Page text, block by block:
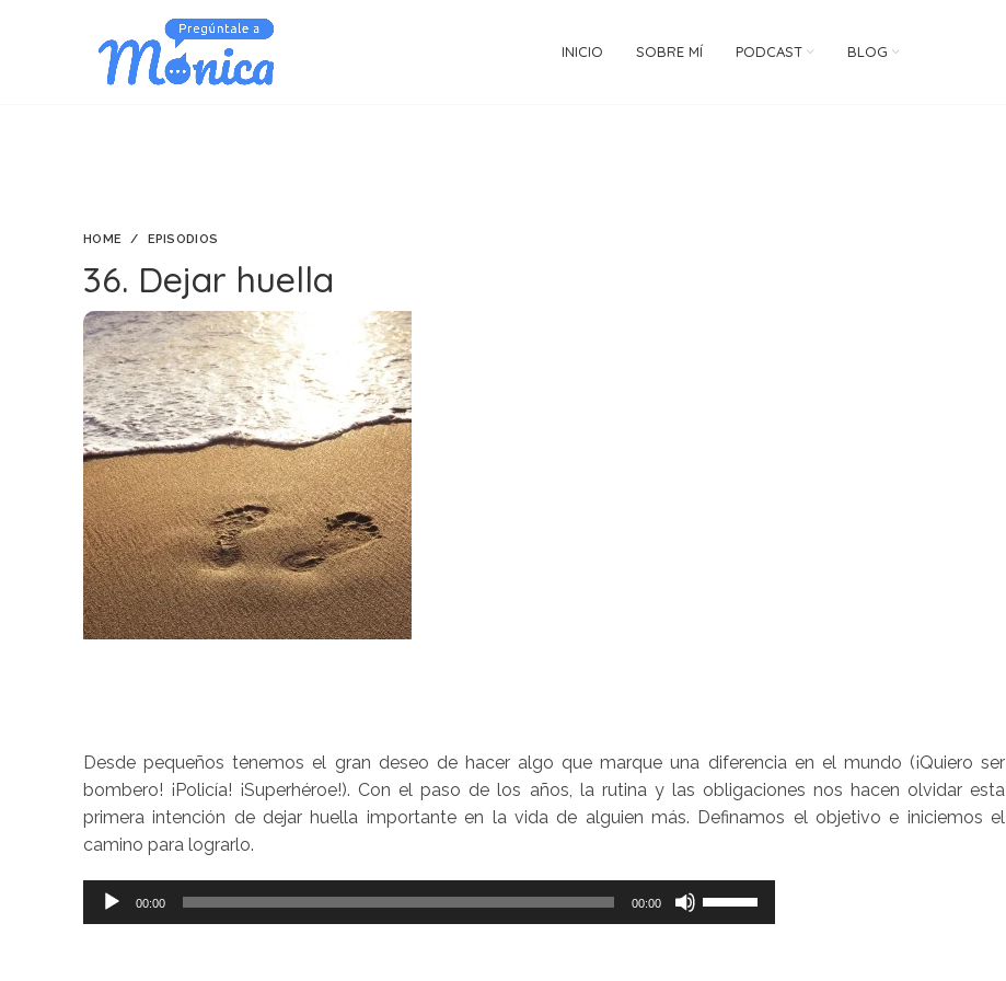
INICIO SOBRE MÍ PODCAST BLOG
HOME EPISODIOS
36. Dejar huella
Desde pequeños tenemos el gran deseo de hacer algo que marque una diferencia en el mundo (¡Quiero ser
bombero! ¡Policía! ¡Superhéroe!). Con el paso de los años, la rutina y las obligaciones nos hacen olvidar esta
primera intención de dejar huella importante en la vida de alguien más. Definamos el objetivo e iniciemos el
camino para lograrlo.
Reproductor
de
00:00 00:00
Utiliza
las